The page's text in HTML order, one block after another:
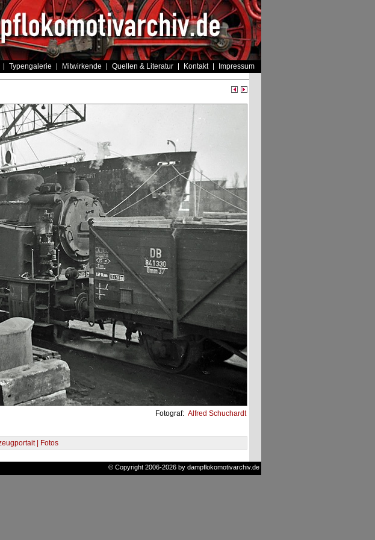
Typengalerie Mitwirkende Quellen & Literatur Kontakt Impressum
Fotograf: Alfred Schuchardt
| Fotos
© Copyright 2006-2026 by dampflokomotivarchiv.de